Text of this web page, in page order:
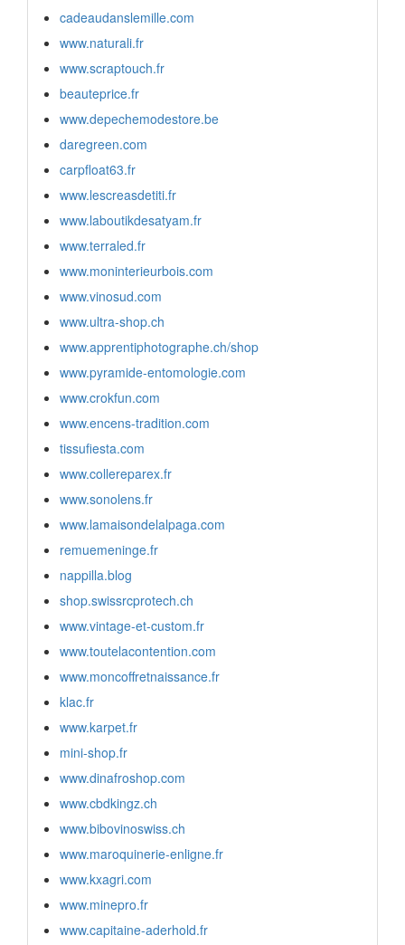
cadeaudanslemille.com
www.naturali.fr
www.scraptouch.fr
beauteprice.fr
www.depechemodestore.be
daregreen.com
carpfloat63.fr
www.lescreasdetiti.fr
www.laboutikdesatyam.fr
www.terraled.fr
www.moninterieurbois.com
www.vinosud.com
www.ultra-shop.ch
www.apprentiphotographe.ch/shop
www.pyramide-entomologie.com
www.crokfun.com
www.encens-tradition.com
tissufiesta.com
www.collereparex.fr
www.sonolens.fr
www.lamaisondelalpaga.com
remuemeninge.fr
nappilla.blog
shop.swissrcprotech.ch
www.vintage-et-custom.fr
www.toutelacontention.com
www.moncoffretnaissance.fr
klac.fr
www.karpet.fr
mini-shop.fr
www.dinafroshop.com
www.cbdkingz.ch
www.bibovinoswiss.ch
www.maroquinerie-enligne.fr
www.kxagri.com
www.minepro.fr
www.capitaine-aderhold.fr